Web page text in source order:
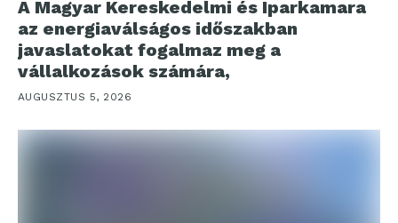
A Magyar Kereskedelmi és Iparkamara
az energiaválságos időszakban
javaslatokat fogalmaz meg a
vállalkozások számára,
AUGUSZTUS 5, 2026